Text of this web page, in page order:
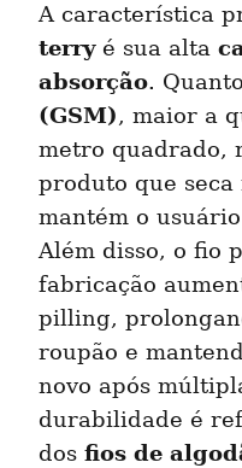
A característica
terry é sua alta
absorção.
(GSM) , maior a
metro quadrado,
produto que
mantém o
Além disso, o fio
fabricação
pilling,
roupão e
novo após
durabilidade é
dos fios de